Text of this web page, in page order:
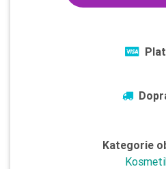
Kategorie